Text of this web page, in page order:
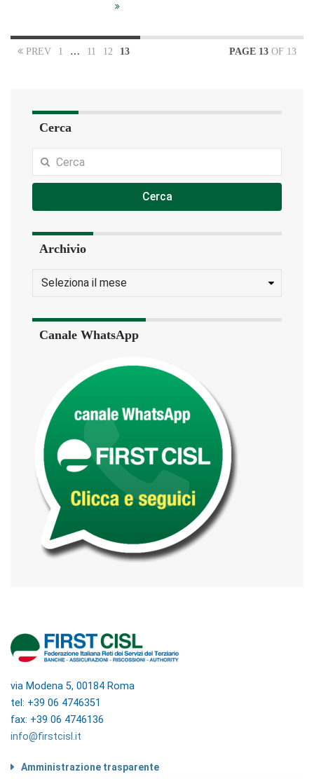
PREV 1 … 11 12 13 PAGE 13 OF 13
Cerca
Cerca
Archivio
Canale WhatsApp
via Modena 5, 00184 Roma
tel: +39 06 4746351
fax: +39 06 4746136
info@firstcisl.it
Amministrazione trasparente